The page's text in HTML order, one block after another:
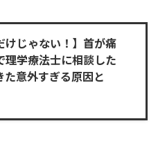
けじゃない！】首が痛
理学療法士に相談した
た意外すぎる原因と